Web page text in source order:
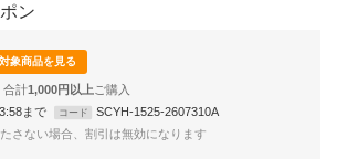
ン
対象商品を見る
合計1,000円以上
まで コード
SCYH-1525-2607310A
さない場合、割引は無効になります